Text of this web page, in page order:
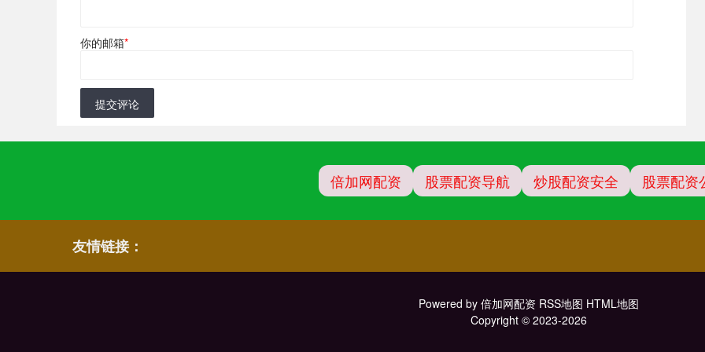
你的邮箱*
提交评论
倍加网配资 股票配资导航 炒股配资安全 股票配资
友情链接：
Powered by 倍加网配资 RSS地图 HTML地图
Copyright © 2023-2026